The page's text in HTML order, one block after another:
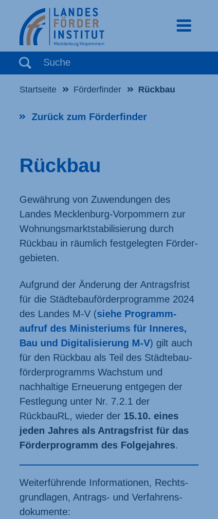
mobiles
Suchbegriff eingeben
Suche
Startseite Förderfinder Rückbau
Zurück zum Förderfinder
Rückbau
Gewährung von Zuwendungen des
Landes Mecklenburg-Vorpommern zur
Wohnungs­markt­­stabilisierung durch
Rückbau in räumlich fest­gelegten Förder­­
gebieten.
Aufgrund der Änderung der Antrags­frist
für die Städtebau­förder­programme 2024
des Landes M-V (siehe Programm­
aufruf des Ministeriums für Inneres,
Bau und Digitali­sierung M-V) gilt auch
für den Rück­bau als Teil des Städtebau­
förder­programms Wachstum und
nachhaltige Erneuerung entgegen der
Fest­legung unter Nr. 7.2.1 der
RückbauRL, wieder der 15.10. eines
jeden Jahres als Antrags­frist für das
Förder­programm des Folge­jahres.
Weiter­führende Informationen, Rechts­
grundlagen, Antrags- und Verfahrens­
dokumente: